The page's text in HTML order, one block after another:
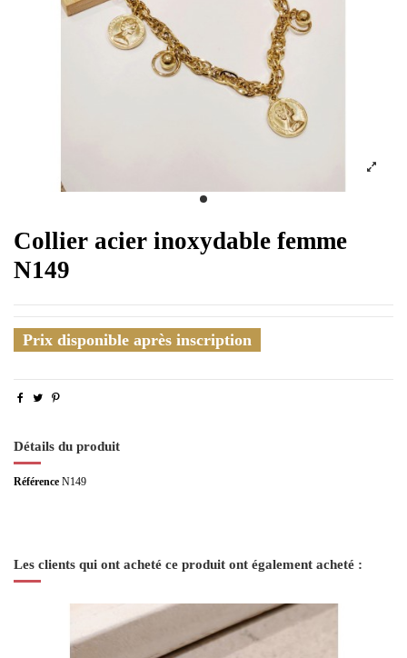
Collier acier inoxydable femme
N149
Prix disponible après inscription
Détails du produit
Référence N149
Les clients qui ont acheté ce produit ont également acheté :